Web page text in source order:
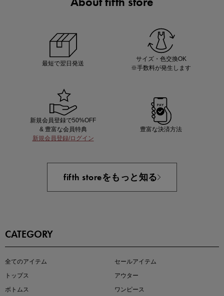
買えば買うほどお得! 最大半額クーポン
最短で翌日発送
サイズ・色交換OK
※手数料が発生します
新規会員登録で50%OFF
& 豊富な会員特典
新規会員登録/ログイン
豊富な決済方法
fifth storeをもっと知る
CATEGORY
全てのアイテム
セールアイテム
トップス
アウター
ボトムス
ワンピース